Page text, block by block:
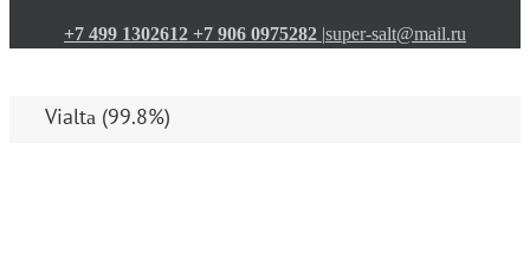
+7 499 1302612 +7 906 0975282 |super-salt@mail.ru
Vialtа (99.8%)